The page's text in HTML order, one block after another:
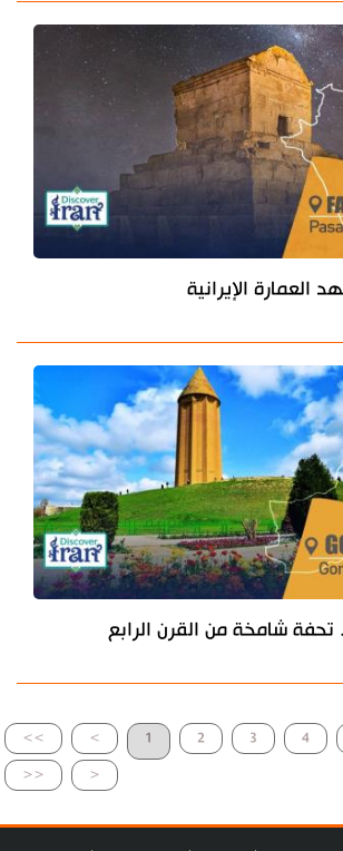
العمارة الإيرانية
شامخة من القرن الرابع
>> > 1 2 3 4
<
<<